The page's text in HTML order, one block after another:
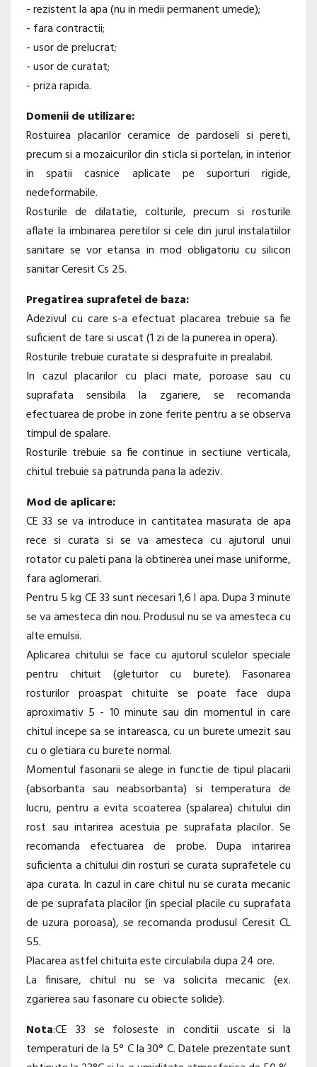
- rezistent la apa (nu in medii permanent umede);
- fara contractii;
- usor de prelucrat;
- usor de curatat;
- priza rapida.
Domenii de utilizare:
Rostuirea placarilor ceramice de pardoseli si pereti,
precum si a mozaicurilor din sticla si portelan, in interior
in spatii casnice aplicate pe suporturi rigide,
nedeformabile.
Rosturile de dilatatie, colturile, precum si rosturile
aflate la imbinarea peretilor si cele din jurul instalatiilor
sanitare se vor etansa in mod obligatoriu cu silicon
sanitar Ceresit Cs 25.
Pregatirea suprafetei de baza:
Adezivul cu care s-a efectuat placarea trebuie sa fie
suficient de tare si uscat (1 zi de la punerea in opera).
Rosturile trebuie curatate si desprafuite in prealabil.
In cazul placarilor cu placi mate, poroase sau cu
suprafata sensibila la zgariere, se recomanda
efectuarea de probe in zone ferite pentru a se observa
timpul de spalare.
Rosturile trebuie sa fie continue in sectiune verticala,
chitul trebuie sa patrunda pana la adeziv.
Mod de aplicare:
CE 33 se va introduce in cantitatea masurata de apa
rece si curata si se va amesteca cu ajutorul unui
rotator cu paleti pana la obtinerea unei mase uniforme,
fara aglomerari.
Pentru 5 kg CE 33 sunt necesari 1,6 l apa. Dupa 3 minute
se va amesteca din nou. Produsul nu se va amesteca cu
alte emulsii.
Aplicarea chitului se face cu ajutorul sculelor speciale
pentru chituit (gletuitor cu burete). Fasonarea
rosturilor proaspat chituite se poate face dupa
aproximativ 5 - 10 minute sau din momentul in care
chitul incepe sa se intareasca, cu un burete umezit sau
cu o gletiara cu burete normal.
Momentul fasonarii se alege in functie de tipul placarii
(absorbanta sau neabsorbanta) si temperatura de
lucru, pentru a evita scoaterea (spalarea) chitului din
rost sau intarirea acestuia pe suprafata placilor. Se
recomanda efectuarea de probe. Dupa intarirea
suficienta a chitului din rosturi se curata suprafetele cu
apa curata. In cazul in care chitul nu se curata mecanic
de pe suprafata placilor (in special placile cu suprafata
de uzura poroasa), se recomanda produsul Ceresit CL
55.
Placarea astfel chituita este circulabila dupa 24 ore.
La finisare, chitul nu se va solicita mecanic (ex.
zgarierea sau fasonare cu obiecte solide).
Nota:CE 33 se foloseste in conditii uscate si la
temperaturi de la 5° C la 30° C. Datele prezentate sunt